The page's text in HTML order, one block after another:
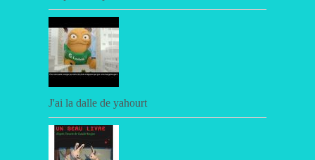
J'ai la dalle de yahourt